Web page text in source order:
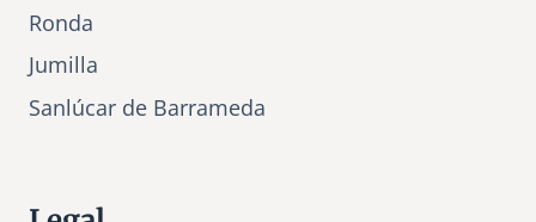
Ronda
Jumilla
Sanlúcar de Barrameda